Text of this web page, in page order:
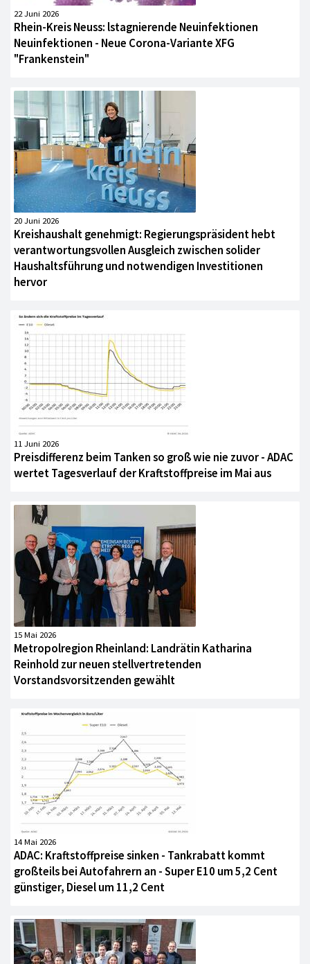
22 Juni 2026
Rhein-Kreis Neuss: lstagnierende Neuinfektionen
Neuinfektionen - Neue Corona-Variante XFG
"Frankenstein"
20 Juni 2026
Kreishaushalt genehmigt: Regierungspräsident hebt
verantwortungsvollen Ausgleich zwischen solider
Haushaltsführung und notwendigen Investitionen
hervor
11 Juni 2026
Preisdifferenz beim Tanken so groß wie nie zuvor - ADAC
wertet Tagesverlauf der Kraftstoffpreise im Mai aus
15 Mai 2026
Metropolregion Rheinland: Landrätin Katharina
Reinhold zur neuen stellvertretenden
Vorstandsvorsitzenden gewählt
14 Mai 2026
ADAC: Kraftstoffpreise sinken - Tankrabatt kommt
großteils bei Autofahrern an - Super E10 um 5,2 Cent
günstiger, Diesel um 11,2 Cent